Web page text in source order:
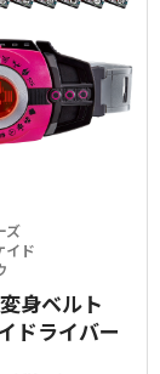
ズ
イド
身ベルト
ドライバー